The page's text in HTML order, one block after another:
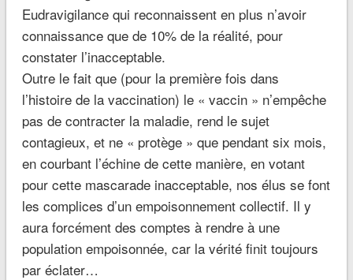
Eudravigilance qui reconnaissent en plus n’avoir
connaissance que de 10% de la réalité, pour
constater l’inacceptable.
Outre le fait que (pour la première fois dans
l’histoire de la vaccination) le « vaccin » n’empêche
pas de contracter la maladie, rend le sujet
contagieux, et ne « protège » que pendant six mois,
en courbant l’échine de cette manière, en votant
pour cette mascarade inacceptable, nos élus se font
les complices d’un empoisonnement collectif. Il y
aura forcément des comptes à rendre à une
population empoisonnée, car la vérité finit toujours
par éclater…